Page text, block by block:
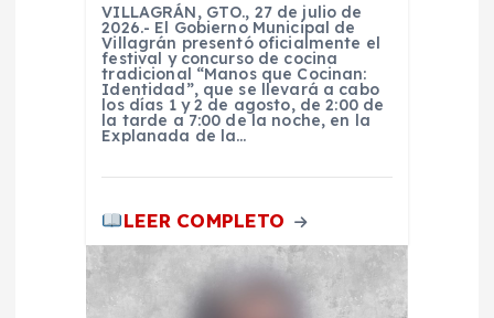
VILLAGRÁN, GTO., 27 de julio de
2026.- El Gobierno Municipal de
Villagrán presentó oficialmente el
festival y concurso de cocina
tradicional “Manos que Cocinan:
Identidad”, que se llevará a cabo
los días 1 y 2 de agosto, de 2:00 de
la tarde a 7:00 de la noche, en la
Explanada de la…
LEER COMPLETO